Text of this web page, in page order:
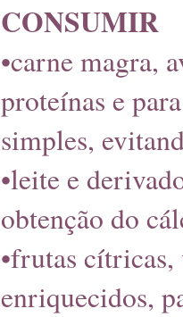
CONSUMIR
•carne magra,
proteínas e
simples,
•leite e
obtenção do
•frutas cítricas,
enriquecidos,